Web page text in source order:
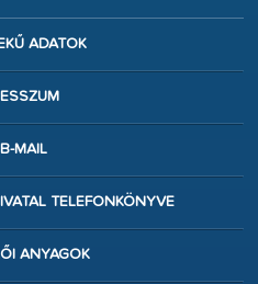
ADATOK
MAIL
TELEFONKÖNYVE
ANYAGOK